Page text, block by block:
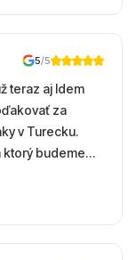
5/5
teraz aj Idem
za
v Turecku.
ktorý budeme
cez